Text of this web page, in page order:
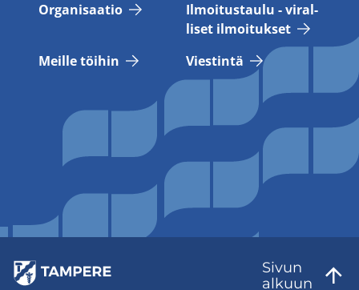
Or­ga­ni­saa­tio
Il­moi­tus­tau­lu - vi­ral­
li­set il­moi­tuk­set
Meil­le töi­hin
Vies­tin­tä
Sivun
al­kuun